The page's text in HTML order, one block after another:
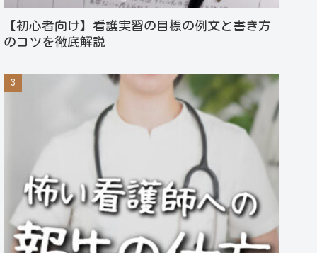
【初心者向け】看護実習の目標の例文と書き方
のコツを徹底解説